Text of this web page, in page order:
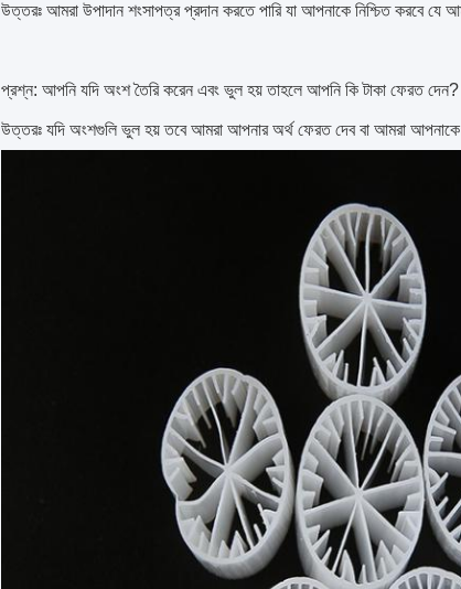
উত্তরঃ আমরা উপাদান শংসাপত্র প্রদান করতে পারি যা আপনাকে নিশ্চিত করবে যে
প্রশ্ন: আপনি যদি অংশ তৈরি করেন এবং ভুল হয় তাহলে আপনি কি টাকা ফেরত দেন?
উত্তরঃ যদি অংশগুলি ভুল হয় তবে আমরা আপনার অর্থ ফেরত দেব বা আমরা আপনাকে